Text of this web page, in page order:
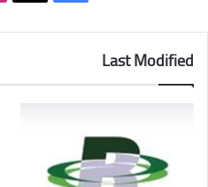
Last Modified